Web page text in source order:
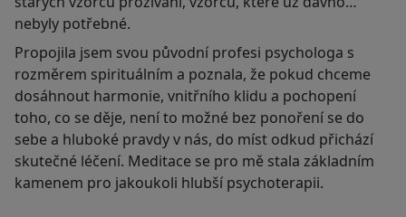
nebyly potřebné.
Propojila jsem svou původní profesi psychologa s
rozměrem spirituálním a poznala, že pokud chceme
dosáhnout harmonie, vnitřního klidu a pochopení
toho, co se děje, není to možné bez ponoření se do
sebe a hluboké pravdy v nás, do míst odkud přichází
skutečné léčení. Meditace se pro mě stala základním
kamenem pro jakoukoli hlubší psychoterapii.